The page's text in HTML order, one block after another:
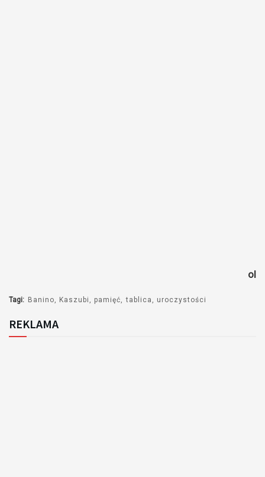
ol
Tagi: Banino Kaszubi pamięć tablica uroczystości
REKLAMA